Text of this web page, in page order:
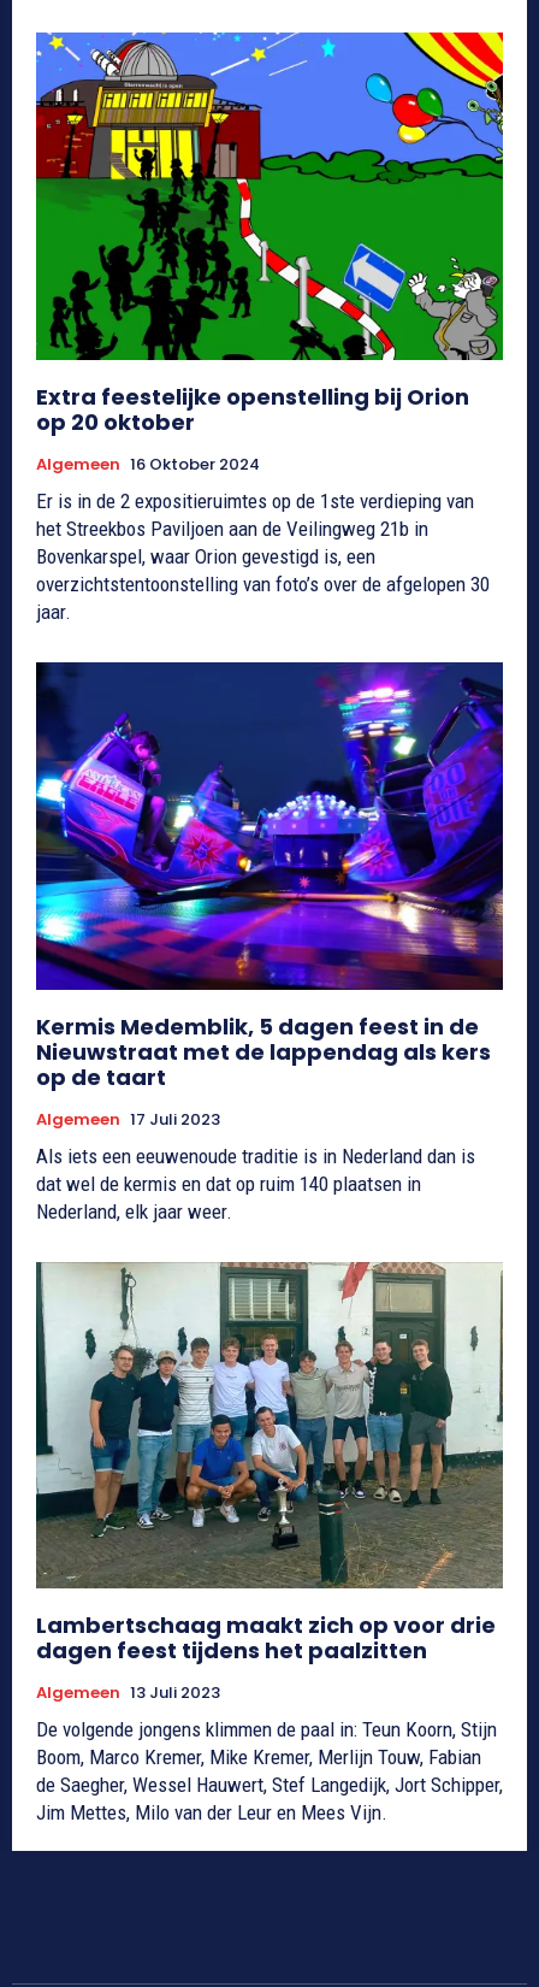
Extra feestelijke openstelling bij Orion
op 20 oktober
Algemeen 16 Oktober 2024
Er is in de 2 expositieruimtes op de 1ste verdieping van
het Streekbos Paviljoen aan de Veilingweg 21b in
Bovenkarspel, waar Orion gevestigd is, een
overzichtstentoonstelling van foto’s over de afgelopen 30
jaar.
Kermis Medemblik, 5 dagen feest in de
Nieuwstraat met de lappendag als kers
op de taart
Algemeen 17 Juli 2023
Als iets een eeuwenoude traditie is in Nederland dan is
dat wel de kermis en dat op ruim 140 plaatsen in
Nederland, elk jaar weer.
Lambertschaag maakt zich op voor drie
dagen feest tijdens het paalzitten
Algemeen 13 Juli 2023
De volgende jongens klimmen de paal in: Teun Koorn, Stijn
Boom, Marco Kremer, Mike Kremer, Merlijn Touw, Fabian
de Saegher, Wessel Hauwert, Stef Langedijk, Jort Schipper,
Jim Mettes, Milo van der Leur en Mees Vijn.